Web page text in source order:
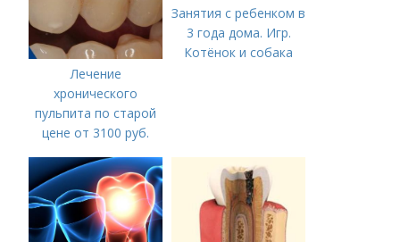
Лечение
хронического
пульпита по старой
цене от 3100 руб.
цена
Занятия с ребенком в
3 года дома. Игр.
Котёнок и собака